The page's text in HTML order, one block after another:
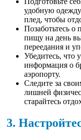
удобную
плед, чтобы
Позаботьтесь
пищу на день
переедания и
Убедитесь, что
информация о
аэропорту.
Следите за
лишней
старайтесь
3.